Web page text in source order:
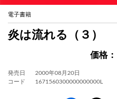
電子書籍
炎は流れる（３）
価格：
発売日
2000年08月20日
コード
1671560300000000000L